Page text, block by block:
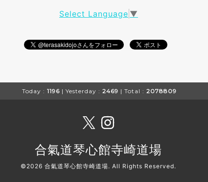
Select Language ▼
Today : 1196 | Yesterday : 2469 | Total : 2078809
合氣道琴心館寺崎道場
©2026 合氣道琴心館寺崎道場. All Rights Reserved.